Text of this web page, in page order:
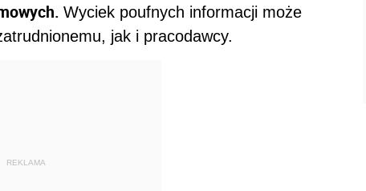
Wyciek poufnych informacji może
jak i pracodawcy.
REKLAMA